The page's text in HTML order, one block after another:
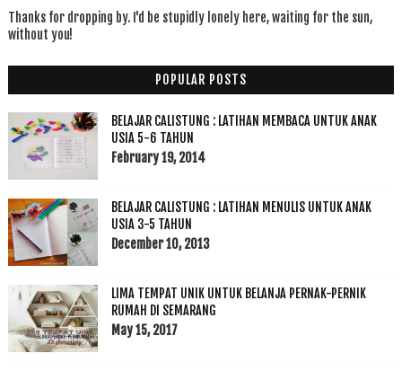
Thanks for dropping by. I'd be stupidly lonely here, waiting for the sun,
without you!
POPULAR POSTS
BELAJAR CALISTUNG : LATIHAN MEMBACA UNTUK ANAK
USIA 5-6 TAHUN
February 19, 2014
BELAJAR CALISTUNG : LATIHAN MENULIS UNTUK ANAK
USIA 3-5 TAHUN
December 10, 2013
LIMA TEMPAT UNIK UNTUK BELANJA PERNAK-PERNIK
RUMAH DI SEMARANG
May 15, 2017